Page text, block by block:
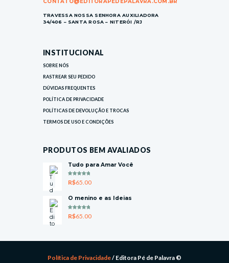
CONTATO@EDITORAPEDEPALAVRA.COM.BR
TRAVESSA NOSSA SENHORA AUXILIADORA
34/406 – SANTA ROSA – NITERÓI /RJ
INSTITUCIONAL
SOBRE NÓS
RASTREAR SEU PEDIDO
DÚVIDAS FREQUENTES
POLÍTICA DE PRIVACIDADE
POLÍTICAS DE DEVOLUÇÃO E TROCAS
TERMOS DE USO E CONDIÇÕES
PRODUTOS BEM AVALIADOS
Tudo para Amar Você
AVALIAÇ
ÃO5.00
DE 5
R$65.00
O menino e as Ideias
ÃO5.00
DE 5
R$65.00
Política de Privacidade/ Editora Pé de Palavra ©